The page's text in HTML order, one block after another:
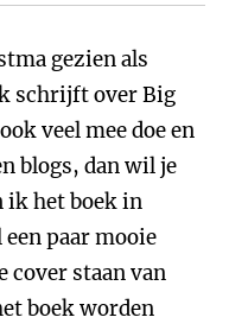
gezien als
schrijft over Big
veel mee doe en
blogs, dan wil je
ik het boek in
paar mooie
cover staan van
boek worden